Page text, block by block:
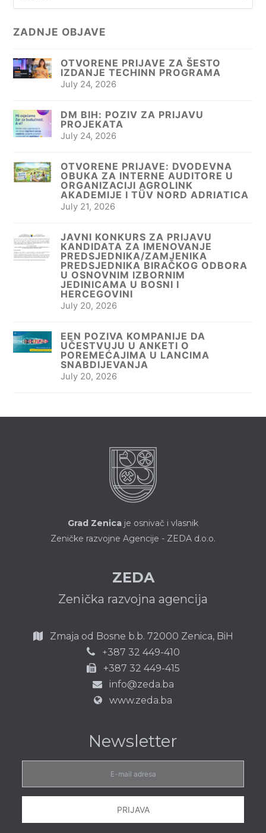
ZADNJE OBJAVE
OTVORENE PRIJAVE ZA ŠESTO
IZDANJE TECHINN PROGRAMA
July 24, 2026
DM BIH: POZIV ZA PRIJAVU
PROJEKATA
July 24, 2026
OTVORENE PRIJAVE: DVODEVNA
OBUKA ZA INTERNE AUDITORE U
ORGANIZACIJI AGROLINK
AKADEMIJE I TÜV NORD ADRIATICA
July 21, 2026
JAVNI KONKURS ZA PRIJAVU
KANDIDATA ZA IMENOVANJE
PREDSJEDNIKA/ZAMJENIKA
PREDSJEDNIKA BIRAČKOG ODBORA
U OSNOVNIM IZBORNIM
JEDINICAMA U BOSNI I
HERCEGOVINI
July 20, 2026
EEN POZIVA KOMPANIJE DA
UČESTVUJU U ANKETI O
POREMEĆAJIMA U LANCIMA
SNABDIJEVANJA
July 20, 2026
Grad Zenica je osnivač i vlasnik
Zeničke razvojne Agencije - ZEDA d.o.o.
ZEDA
Zenička razvojna agencija
Zmaja od Bosne b.b. 72000 Zenica, BiH
+387 32 449-410
+387 32 449-415
info@zeda.ba
www.zeda.ba
Newsletter
adresa
PRIJAVA